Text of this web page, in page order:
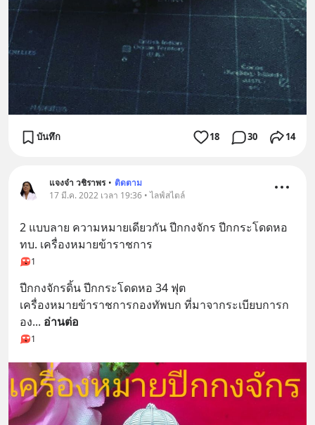
บันทึก 18 30 14
แจงจ๋า วชิราพร • ติดตาม
17 มี.ค. 2022 เวลา 19:36 • ไลฟ์สไตล์
2 แบบลาย ความหมายเดียวกัน ปีกกงจักร ปีกกระโดดหอ
ทบ. เครื่องหมายข้าราชการ
1
ปีกกงจักรดิ้น ปีกกระโดดหอ 34 ฟุต
เครื่องหมายข้าราชการกองทัพบก ที่มาจากระเบียบการก
อง... อ่านต่อ
1